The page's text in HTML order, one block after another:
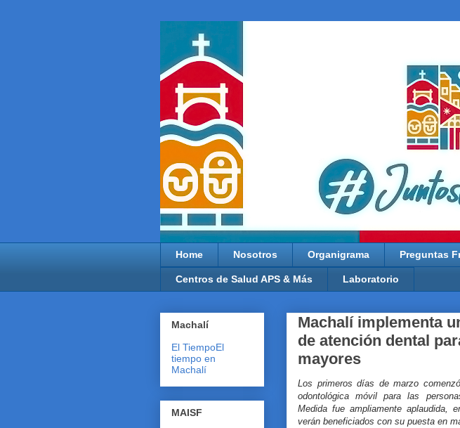
Home Nosotros Organigrama Preguntas
Centros de Salud APS & Más Laboratorio
Machalí implementa
de atención dental
mayores
Los primeros días de marzo
odontológica móvil para las
Medida fue ampliamente aplaudida,
verán beneficiados con su puesta en
Machalí
El TiempoEl
tiempo en
Machalí
MAISF